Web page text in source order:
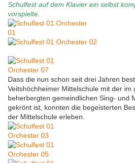
Schulfest auf dem Klavier ein selbst
vorspielte.
Dass die nun schon seit drei Jahren
Veitshöchheimer Mittelschule mit der im
beherbergten gemeindlichen Sing- und
gekrönt ist, konnten die begeisterten
der Mittelschule erleben.